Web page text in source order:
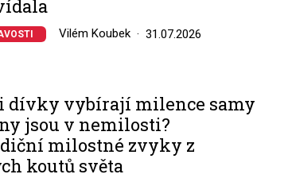
Vilém Koubek 31.07.2026
dívky vybírají milence samy
jsou v nemilosti?
milostné zvyky z
koutů světa